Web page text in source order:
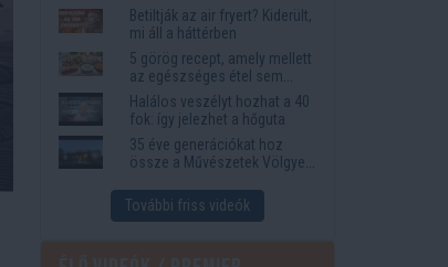
Betiltják az air fryert? Kiderült,
mi áll a háttérben
5 görög recept, amely mellett
az egészséges étel sem
tűnik lemondásnak
Halálos veszélyt hozhat a 40
fok: így jelezhet a hőguta
35 éve generációkat hoz
össze a Művészetek Völgye
és a bérletár
További friss videók